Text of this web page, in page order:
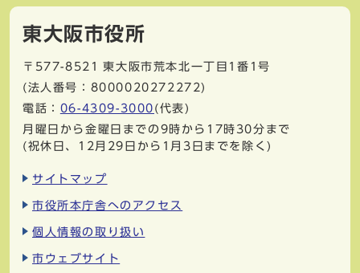
東大阪市役所
〒577-8521
東大阪市荒本北一丁目1番1号
(法人番号：8000020272272)
電話： 06-4309-3000 (代表)
月曜日から金曜日までの9時から17時30分まで
(祝休日、12月29日から1月3日までを除く)
サイトマップ
市役所本庁舎へのアクセス
個人情報の取り扱い
市ウェブサイト